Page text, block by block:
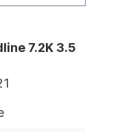
7.2K 3.5